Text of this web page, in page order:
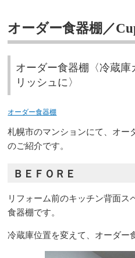
オーダー食器棚／
オーダー食器棚〈冷蔵庫
リッシュに〉
オーダー食器棚
札幌市のマンションにて、オー
のご紹介です。
ＢＥＦＯＲＥ
リフォーム前のキッチン背面
食器棚です。
冷蔵庫位置を変えて、オーダー